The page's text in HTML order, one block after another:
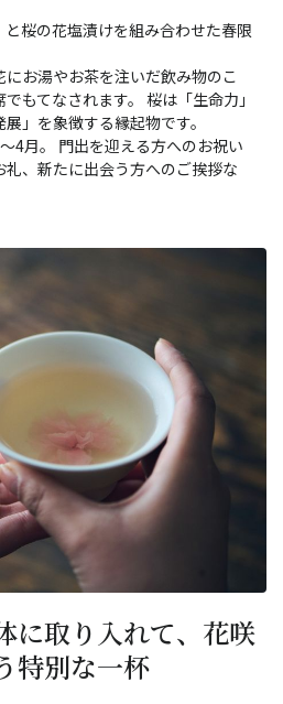
桜の花塩漬けを組み合わせた春限
お湯やお茶を注いだ飲み物のこ
もてなされます。 桜は「生命力」
」を象徴する縁起物です。
4月。 門出を迎える方へのお祝い
、新たに出会う方へのご挨拶な
に取り入れて、花咲
特別な一杯